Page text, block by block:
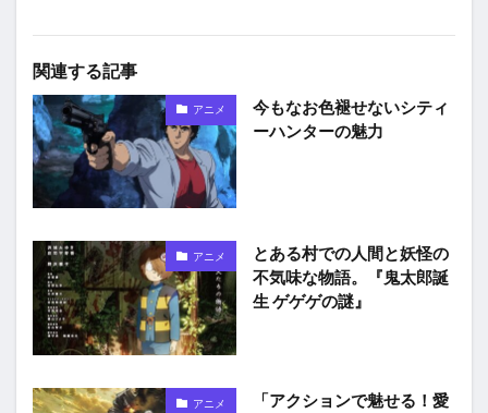
関連する記事
アニメ
今もなお色褪せないシティ
ーハンターの魅力
アニメ
とある村での人間と妖怪の
不気味な物語。『鬼太郎誕
生 ゲゲゲの謎』
アニメ
「アクションで魅せる！愛